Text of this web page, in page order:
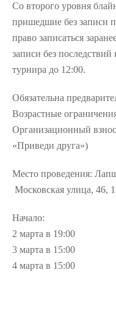
Со второго уровня
пришедшие без записи
право записаться
записи без
турнира до 12:00.
Обязательна
Возрастные
Организационный
«Приведи друга»)
Место проведения:
Московская улица, 46,
Начало:
2 марта в 19:00
3 марта в 15:00
4 марта в 15:00